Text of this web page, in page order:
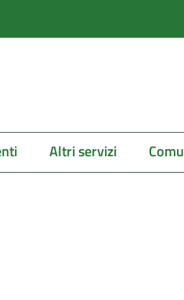
Altri servizi